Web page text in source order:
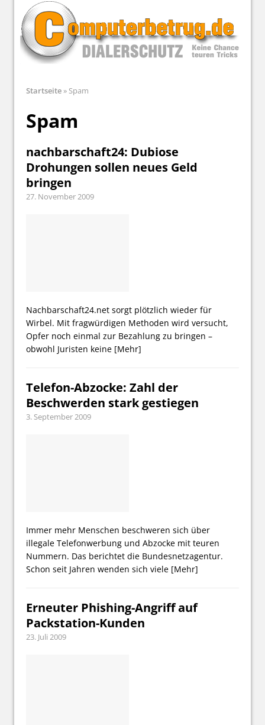
Startseite» Spam
Spam
nachbarschaft24: Dubiose
Drohungen sollen neues Geld
bringen
27. November 2009
Nachbarschaft24.net sorgt plötzlich wieder für
Wirbel. Mit fragwürdigen Methoden wird versucht,
Opfer noch einmal zur Bezahlung zu bringen –
obwohl Juristen keine [Mehr]
Telefon-Abzocke: Zahl der
Beschwerden stark gestiegen
3. September 2009
Immer mehr Menschen beschweren sich über
illegale Telefonwerbung und Abzocke mit teuren
Nummern. Das berichtet die Bundesnetzagentur.
Schon seit Jahren wenden sich viele [Mehr]
Erneuter Phishing-Angriff auf
Packstation-Kunden
23. Juli 2009